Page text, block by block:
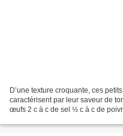
D’une texture croquante, ces
caractérisent par leur saveur de
œufs 2 c à c de sel ½ c à c de